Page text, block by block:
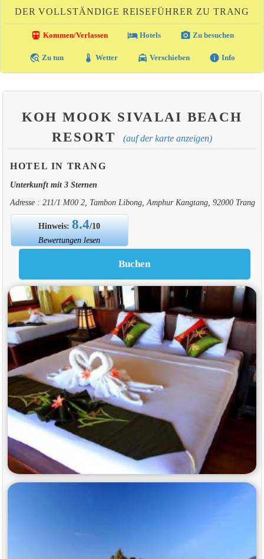
DER VOLLSTÄNDIGE REISEFÜHRER ZU TRANG
directions_transit Kommen/Verlassen local_hotelHotels photo_camera Zu besuchen
travel_explore Zu tun thermostat Wetter local_taxi Verschieben info Info
KOH MOOK SIVALAI BEACH
RESORT
(auf der karte anzeigen)
HOTEL IN TRANG
Unterkunft mit 3 Sternen
Adresse : 211/1 M00 2, Tambon Libong, Amphur Kangtang, 92000 Trang
Hinweis:8.4/10
Bewertungen lesen